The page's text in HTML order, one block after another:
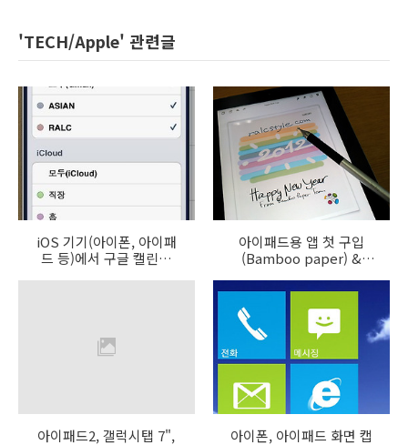
'TECH/Apple' 관련글
iOS 기기(아이폰, 아이패
드 등)에서 구글 캘린더
아이패드용 앱 첫 구입
(Bamboo paper) &
아이패드2, 갤럭시탭 7",
아이폰, 아이패드 화면 캡